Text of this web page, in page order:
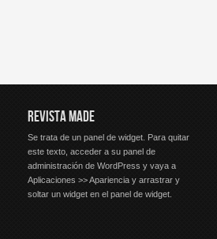
REVISTA MADE
Se trata de un panel de widget. Para quitar
este texto, acceder a su panel de
administración de WordPress y vaya a
Aplicaciones >> Apariencia y arrastrar y
soltar un widget en el panel de widget.